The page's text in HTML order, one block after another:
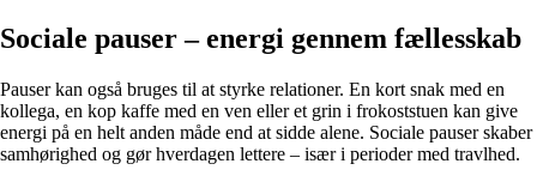
Sociale pauser – energi gennem fællesskab
Pauser kan også bruges til at styrke relationer. En kort snak med en
kollega, en kop kaffe med en ven eller et grin i frokoststuen kan give
energi på en helt anden måde end at sidde alene. Sociale pauser skaber
samhørighed og gør hverdagen lettere – især i perioder med travlhed.